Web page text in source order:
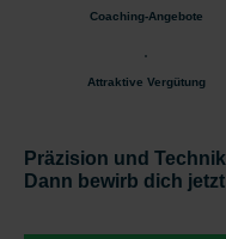
Coaching-Angebote
Attraktive Vergütung
Präzision und
Dann bewirb dich